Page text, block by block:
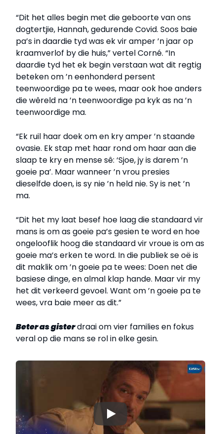
“Dit het alles begin met die geboorte van ons
dogtertjie, Hannah, gedurende Covid. Soos baie
pa’s in daardie tyd was ek vir amper ’n jaar op
kraamverlof by die huis,” vertel Corné. “In
daardie tyd het ek begin verstaan wat dit regtig
beteken om ’n eenhonderd persent
teenwoordige pa te wees, maar ook hoe anders
die wêreld na ’n teenwoordige pa kyk as na ’n
teenwoordige ma.
“Ek ruil haar doek om en kry amper ’n staande
ovasie. Ek stap met haar rond om haar aan die
slaap te kry en mense sê: ‘Sjoe, jy is darem ’n
goeie pa’. Maar wanneer ’n vrou presies
dieselfde doen, is sy nie ’n held nie. Sy is net ’n
ma.
“Dit het my laat besef hoe laag die standaard vir
mans is om as goeie pa’s gesien te word en hoe
ongelooflik hoog die standaard vir vroue is om as
goeie ma’s erken te word. In die publiek se oë is
dit maklik om ’n goeie pa te wees: Doen net die
basiese dinge, en almal klap hande. Maar vir my
het dit verkeerd gevoel. Want om ’n goeie pa te
wees, vra baie meer as dit.”
Beter as gisterdraai om vier families en fokus
veral op die mans se rol in elke gesin.
▶